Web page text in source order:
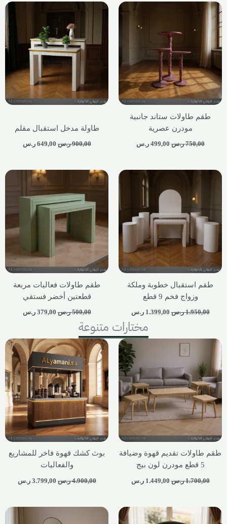
طقم طاولات ستاند جانبية
مودرن عصرية
750,00 ر.س 499,00 ر.س
طاولة مدخل استقبال مقلم
900,00 ر.س 649,00 ر.س
طقم استقبال خطوبة وملكة
وزواج فخم 9 قطع
1.950,00 ر.س 1.399,00 ر.س
طقم طاولات فعاليات مربعة
قطعتين أخضر فستقي
500,00 ر.س 379,00 ر.س
مختارات متنوعة
طقم طاولات تقديم قهوة وضيافة
5 قطع مودرن لون بيج
1.700,00 ر.س 1.449,00 ر.س
بوث كشك قهوة فاخر للمشاريع
والفعاليات
4.900,00 ر.س 3.799,00 ر.س